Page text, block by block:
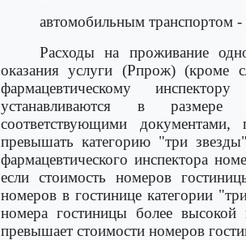
автомобильным транспортом -
Расходы на проживание
оказания услуги (Рпрож) (кроме
фармацевтическому
устанавливаются в размере
соответствующими
превышать категорию "три
фармацевтического инспектора
если стоимость номеров
номеров в гостинице категории
номера гостиницы более высокой
превышает стоимости номеров